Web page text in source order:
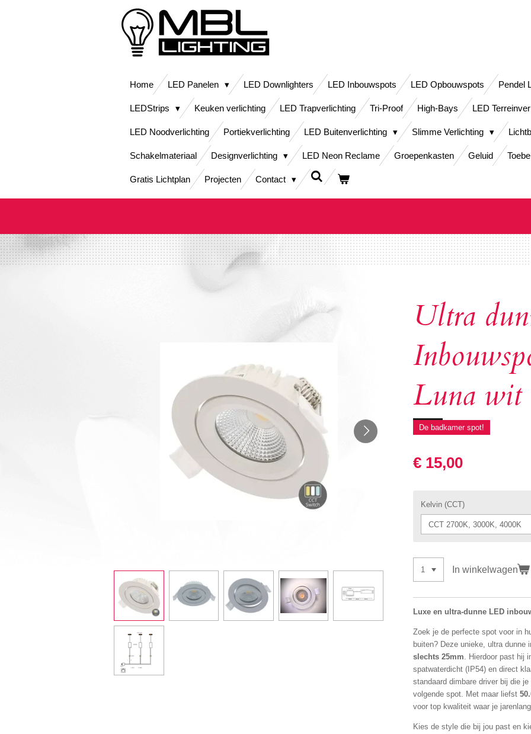
Home LED Panelen LED Downlighters LED Inbouwspots LED Opbouwspots Pendel
LEDStrips Keuken verlichting LED Trapverlichting Tri-Proof High-Bays LED
LED Noodverlichting Portiekverlichting LED Buitenverlichting Slimme Verlichting
Schakelmateriaal Designverlichting LED Neon Reclame Groepenkasten Geluid
Gratis Lichtplan Projecten Contact
Ultra
Luna wit
De badkamer spot!
€ 15,00
Kelvin (CCT)
In winkelwagen
Luxe en ultra-dunne LED
Zoek je de perfecte spot voor in
buiten? Deze unieke, ultra dunne
slechts 25mm. Hierdoor past hij
spatwaterdicht (IP54) en direct
standaard dimbare driver bij die
volgende spot. Met maar liefst
voor top kwaliteit waar je
Kies de style die bij jou past en